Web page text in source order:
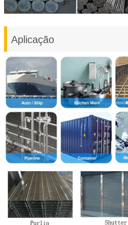
Aplicação